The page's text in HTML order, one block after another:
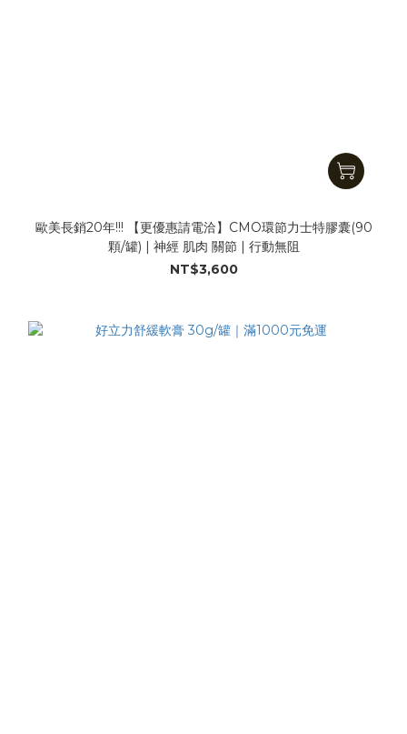
歐美長銷20年!!! 【更優惠請電洽】CMO環節力士特膠囊(90
顆/罐) | 神經 肌肉 關節 | 行動無阻
NT$3,600